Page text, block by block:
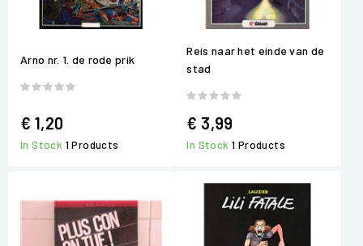
Arno nr. 1. de rode prik
€ 1,20
In Stock 1 Products
Reis naar het einde van de
stad
€ 3,99
In Stock1 Products